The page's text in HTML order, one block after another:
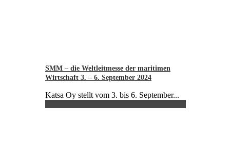
SMM – die Weltleitmesse der maritimen
Wirtschaft 3. – 6. September 2024
Katsa Oy stellt vom 3. bis 6. September...